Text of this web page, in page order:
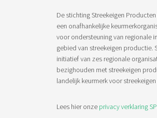
De stichting Streekeigen
een onafhankelijke
voor ondersteuning van regionale
gebied van streekeigen productie.
initiatief van zes regionale
bezighouden met streekeigen
landelijk keurmerk voor
Lees hier onze privacy verklaring